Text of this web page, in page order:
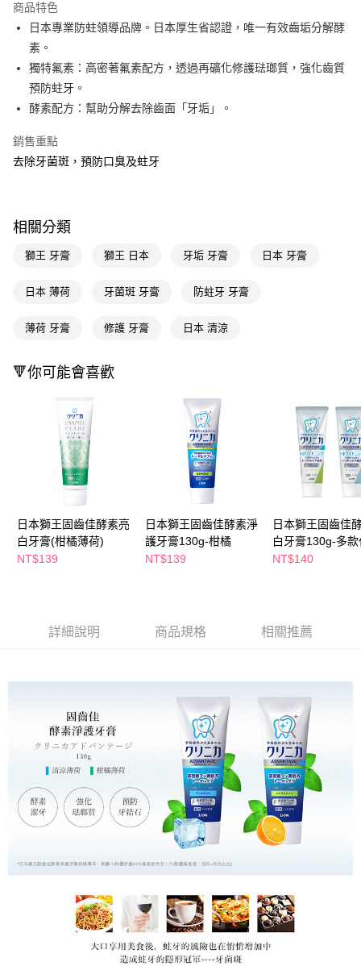
LINE Pay
Apple Pay
街口支付
悠遊付
Google Pay
AFTEE先享後付是「在收到商品之後才付款」的支付方式。 讓您購物簡單
１．簡單：不需註冊會員、不需綁卡、不需儲值。
３．安心：先確認商品／服務後，再付款。
１．於結帳方式選擇「AFTEE先享後付」後，將跳轉至「AFTEE先享後付」
３．收到繳費通知簡訊後14天內，點擊此簡訊中的連結，可透過四大超商／
※ 請注意：結帳手續完成當下不需立刻繳費，但若您需要取消訂單，請聯絡
購買商品的店家。未經商家同意取消之訂單仍視為有效，需透過AFTEE先享
後付繳納相關費用。
※ 交易是否成功請以「AFTEE先享後付 」之結帳頁面顯示為準，若有關於
是否繳費成功／繳費後需取消欲退款等相關疑問，請聯繫「AFTEE先享後付
客戶支援中心」https://netprotections.freshdesk.com/support/home
易，需依本服務之必要範圍內提供個人資料，並將交易相關給付款項請求債
權轉讓予恩沛科技股份有限公司。
２．關於個人資料處理事宜，請瀏覽以下網址：
４．使用「AFTEE先享後付」時，將依據個別帳號之用戶狀況，依本公司即
即享券
運送方式
全家取貨付款
每筆NT$65，滿NT$390(含以上)免運費
每筆NT$65，滿NT$490(含以上)免運費
付款後萊爾富取貨
每筆NT$65，滿NT$490(含以上)免運費
每筆NT$65，滿NT$490(含以上)免運費
付款後7-11取貨
商品特色
日本專業防蛀領導品牌。日本厚生省認證，唯一有效齒垢分解酵
素。
獨特氟素：高密著氟素配方，透過再礦化修護琺瑯質，強化齒質
預防蛀牙。
酵素配方：幫助分解去除齒面「牙垢」。
銷售重點
去除牙菌斑，預防口臭及蛀牙
相關分類
獅王 牙膏 獅王 日本 牙垢 牙膏 日本 牙膏
日本 薄荷 牙菌斑 牙膏 防蛀牙 牙膏
薄荷 牙膏 修護 牙膏 日本 清涼
🔻你可能會喜歡
日本獅王固齒佳酵素亮
白牙膏(柑橘薄荷)
NT$139
日本獅王固齒佳酵素淨
護牙膏130g-柑橘
NT$139
日本獅王固齒佳
白牙膏130g-多
NT$140
詳細說明 商品規格 相關推薦